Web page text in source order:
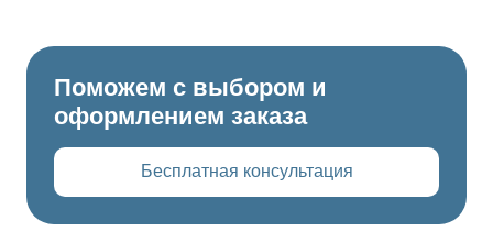
Поможем с выбором и
оформлением заказа
Бесплатная консультация